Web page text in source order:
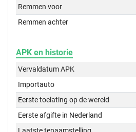
Remmen voor
Remmen achter
APK en historie
Vervaldatum APK
Importauto
Eerste toelating op de wereld
Eerste afgifte in Nederland